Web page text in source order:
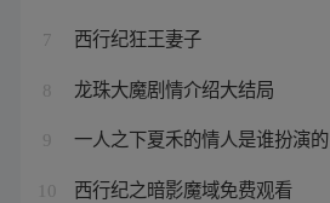
7 西行纪狂王妻子
8 龙珠大魔剧情介绍大结局
9 一人之下夏禾的情人是谁扮演的
10 西行纪之暗影魔域免费观看